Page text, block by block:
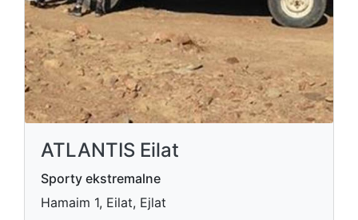
ATLANTIS Eilat
Sporty ekstremalne
Hamaim 1, Eilat, Ejlat